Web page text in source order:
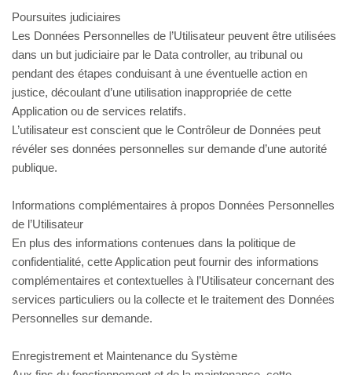
Poursuites judiciaires
Les Données Personnelles de l’Utilisateur peuvent être utilisées
dans un but judiciaire par le Data controller, au tribunal ou
pendant des étapes conduisant à une éventuelle action en
justice, découlant d’une utilisation inappropriée de cette
Application ou de services relatifs.
L’utilisateur est conscient que le Contrôleur de Données peut
révéler ses données personnelles sur demande d’une autorité
publique.
Informations complémentaires à propos Données Personnelles
de l’Utilisateur
En plus des informations contenues dans la politique de
confidentialité, cette Application peut fournir des informations
complémentaires et contextuelles à l’Utilisateur concernant des
services particuliers ou la collecte et le traitement des Données
Personnelles sur demande.
Enregistrement et Maintenance du Système